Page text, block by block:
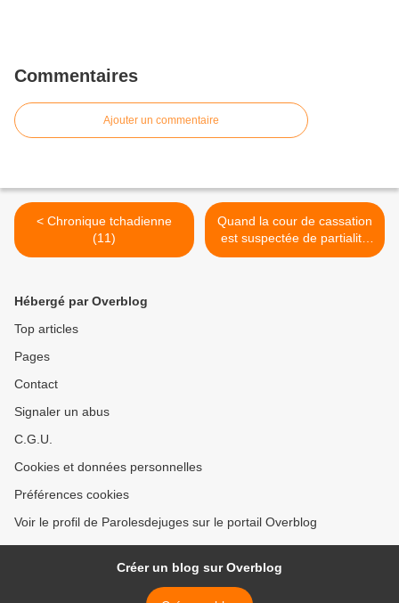
Commentaires
Ajouter un commentaire
< Chronique tchadienne
(11)
Quand la cour de cassation
est suspectée de partialité
par la CEDH >
Hébergé par Overblog
Top articles
Pages
Contact
Signaler un abus
C.G.U.
Cookies et données personnelles
Préférences cookies
Voir le profil de Parolesdejuges sur le portail Overblog
Créer un blog sur Overblog